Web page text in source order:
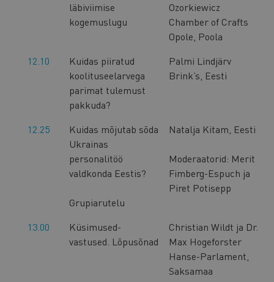
läbiviimise
kogemuslugu
Ozorkiewicz
Chamber of Crafts
Opole, Poola
12.10
Kuidas piiratud
koolituseelarvega
parimat tulemust
pakkuda?
Palmi Lindjärv
Brink’s, Eesti
12.25
Kuidas mõjutab sõda
Ukrainas
personalitöö
valdkonda Eestis?
Grupiarutelu
Natalja Kitam, Eesti
Moderaatorid: Merit
Fimberg-Espuch ja
Piret Potisepp
13.00
Küsimused-
vastused. Lõpusõnad
Christian Wildt ja Dr.
Max Hogeforster
Hanse-Parlament,
Saksamaa